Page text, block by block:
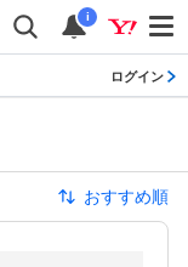
i
ログイン
おすすめ順